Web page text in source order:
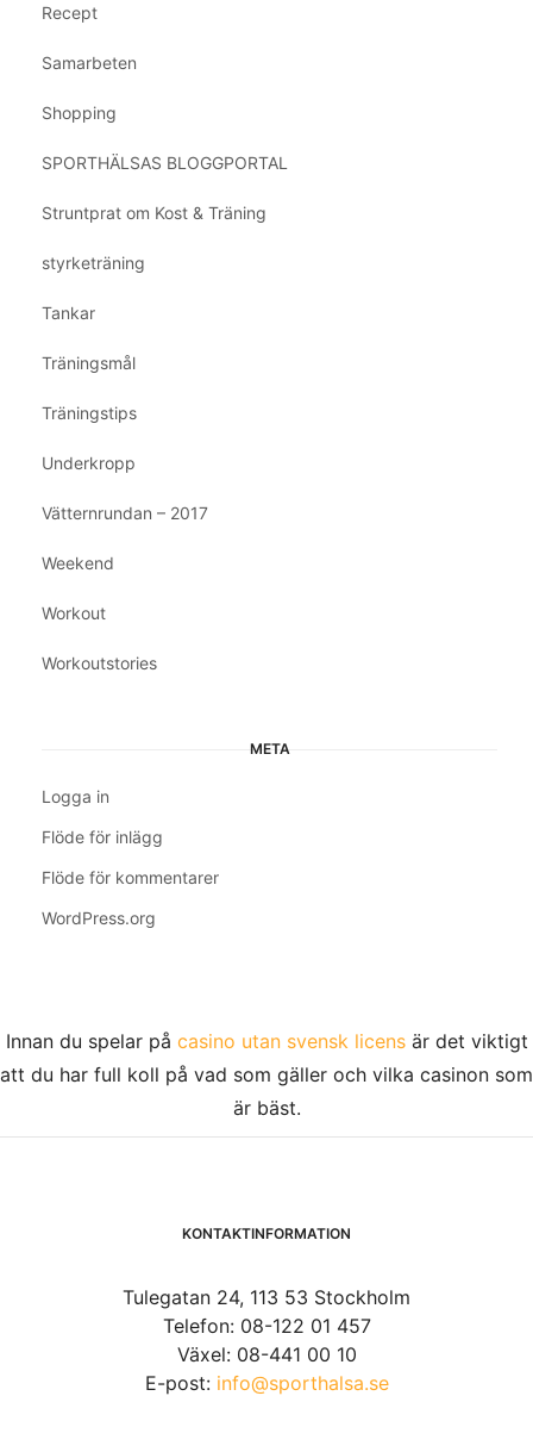
Recept
Samarbeten
Shopping
SPORTHÄLSAS BLOGGPORTAL
Struntprat om Kost & Träning
styrketräning
Tankar
Träningsmål
Träningstips
Underkropp
Vätternrundan – 2017
Weekend
Workout
Workoutstories
META
Logga in
Flöde för inlägg
Flöde för kommentarer
WordPress.org
Innan du spelar på casino utan svensk licensär det viktigt
att du har full koll på vad som gäller och vilka casinon som
är bäst.
KONTAKTINFORMATION
Tulegatan 24, 113 53 Stockholm
Telefon: 08-122 01 457
Växel: 08-441 00 10
E-post: info@sporthalsa.se